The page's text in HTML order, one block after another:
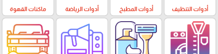
أدوات التنظيف أدوات المطبخ أدوات الرياضة ماكنات القهوة